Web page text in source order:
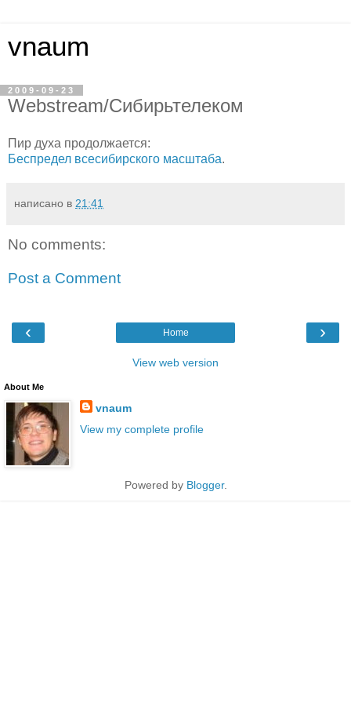
vnaum
2009-09-23
Webstream/Сибирьтелеком
Пир духа продолжается:
Беспредел всесибирского масштаба.
написано в 21:41
No comments:
Post a Comment
‹ ›
Home
View web version
About Me
vnaum
View my complete profile
Powered by Blogger.